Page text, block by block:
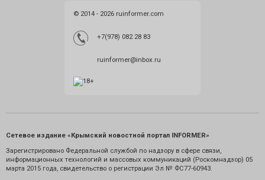
© 2014 - 2026 ruinformer.com
+7(978) 082 28 83
ruinformer@inbox.ru
Сетевое издание «Крымский новостной портал INFORMER»
Зарегистрировано Федеральной службой по надзору в сфере связи,
информационных технологий и массовых коммуникаций (Роскомнадзор) 05
марта 2015 года, свидетельство о регистрации Эл № ФС77-60943.